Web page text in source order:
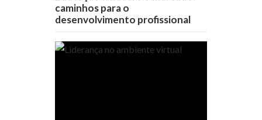
caminhos para o
desenvolvimento profissional